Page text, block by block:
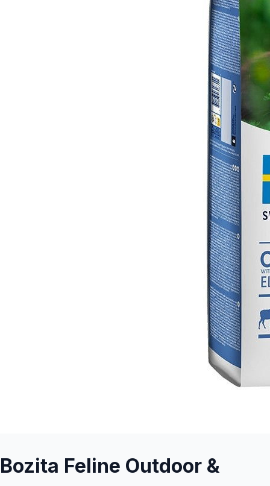
Bozita Feline Outdoor &